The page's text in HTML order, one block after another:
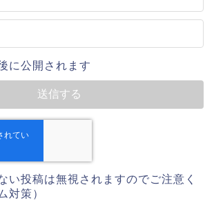
に公開されます
い投稿は無視されますのでご注意く
対策）